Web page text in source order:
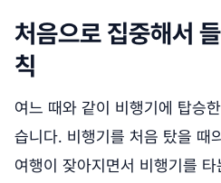
처음으로 집중해서
칙
여느 때와 같이 비행기에 탑승
습니다. 비행기를 처음 탔을 때
여행이 잦아지면서 비행기를